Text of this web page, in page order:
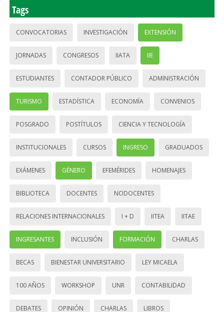
Tags
CONVOCATORIAS INVESTIGACIÓN EXTENSIÓN
JORNADAS CONGRESOS IIATA IIE
ESTUDIANTES CONTADOR PÚBLICO ADMINISTRACIÓN
TURISMO ESTADÍSTICA ECONOMÍA CONVENIOS
POSGRADO POSTÍTULOS CIENCIA Y TECNOLOGÍA
INSTITUCIONALES CURSOS INGRESO GRADUADOS
EXÁMENES GÉNERO EFEMÉRIDES HOMENAJES
BIBLIOTECA DOCENTES NODOCENTES
RELACIONES INTERNACIONALES I + D IITEA IITAE
INGRESANTES INCLUSIÓN FORMACIÓN CHARLAS
BECAS BIENESTAR UNIVERSITARIO LEY MICAELA
100 AÑOS WORKSHOP UNR CONTABILIDAD
DEBATES OPINIÓN CHARLAS LIBROS